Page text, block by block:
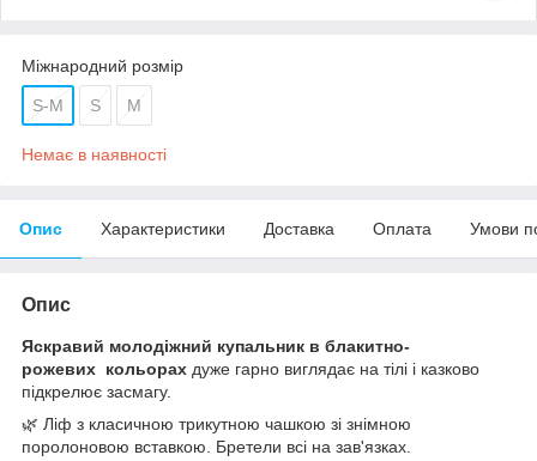
Міжнародний розмір
S-M S M
Немає в наявності
Опис Характеристики Доставка Оплата Умови
Опис
Яскравий молодіжний купальник в блакитно-
рожевих кольорах дуже гарно виглядає на тілі і казково
підкрелює засмагу.
🌿 Ліф з класичною трикутною чашкою зі знімною
поролоновою вставкою. Бретели всі на зав'язках.